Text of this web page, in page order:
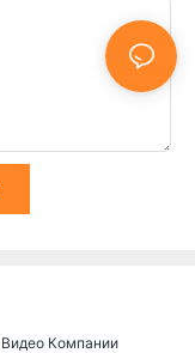
Видео Компании